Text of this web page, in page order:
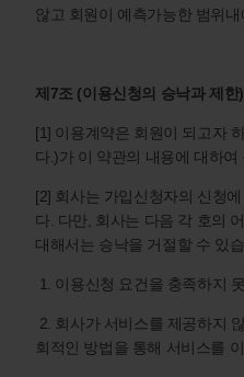
않고 회원이 예측가능한 범위
제7조 (이용신청의 승낙과 제한)
[1] 이용계약은 회원이 되고자
다.)가 이 약관의 내용에 대하여
[2] 회사는 가입신청자의 신청
다. 다만, 회사는 다음 각 호의
대해서는 승낙을 거절할 수 있
1. 이용신청 요건을 충족하지
2. 회사가 서비스를 제공하지
회적인 방법을 통해 서비스를